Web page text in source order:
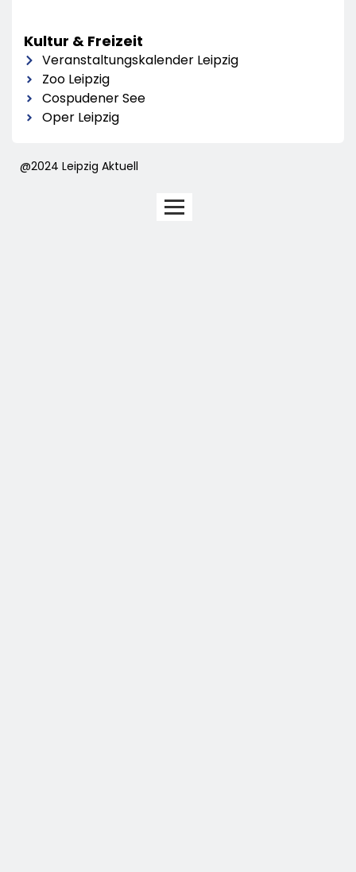
Kultur & Freizeit
Veranstaltungskalender Leipzig
Zoo Leipzig
Cospudener See
Oper Leipzig
@2024 Leipzig Aktuell